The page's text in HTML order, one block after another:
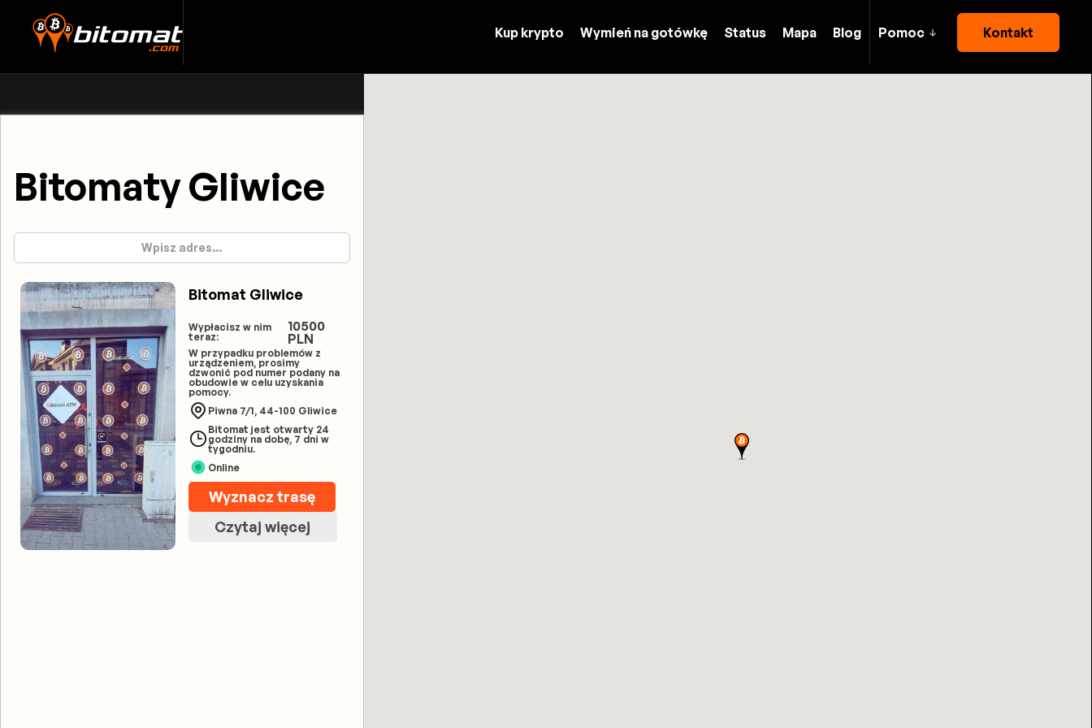
Kup krypto Wymień na gotówkę Status Mapa Blog Pomoc Kontakt
Bitomaty Gliwice
Bitomat Gliwice
Wypłacisz w nim
teraz:
10500
PLN
W przypadku problemów z
urządzeniem, prosimy
dzwonić pod numer podany na
obudowie w celu uzyskania
pomocy.
Piwna 7/1, 44-100 Gliwice
Bitomat jest otwarty 24
godziny na dobę, 7 dni w
tygodniu.
Online
Wyznacz trasę
Czytaj więcej